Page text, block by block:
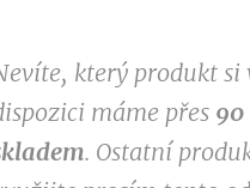
který produkt si
máme přes 90
. Ostatní